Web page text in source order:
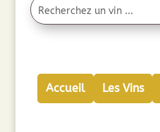
Accueil Les Vins